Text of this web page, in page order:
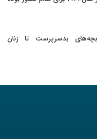
بدسرپرست تا زنان